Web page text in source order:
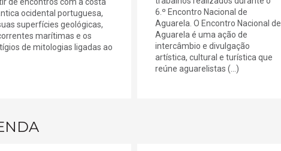
de encontros com a costa
ocidental portuguesa,
superfícies geológicas,
marítimas e os
de mitologias ligadas ao
6.º Encontro Nacional de
Aguarela. O Encontro Nacional de
Aguarela é uma ação de
intercâmbio e divulgação
artística, cultural e turística que
reúne aguarelistas (...)